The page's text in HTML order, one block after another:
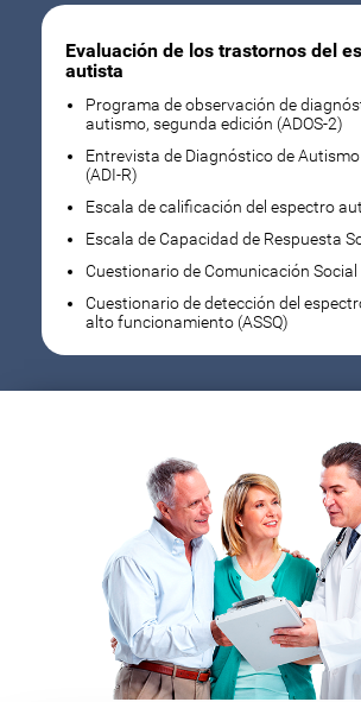
Evaluación de los trastornos del
autista
Programa de observación de
autismo, segunda edición (ADOS-2)
Entrevista de Diagnóstico de
(ADI-R)
Escala de calificación del espectro
Escala de Capacidad de Respuesta
Cuestionario de Comunicación Social
Cuestionario de detección del
alto funcionamiento (ASSQ)